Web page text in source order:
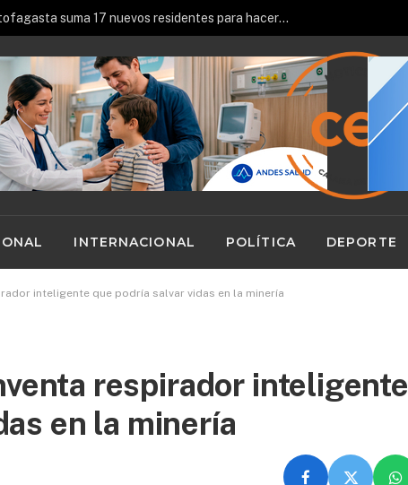
Universidad de Antofagasta suma 17 nuevos residentes para hacer frente al déficit de médicos especialistas en el norte
INTERNACIONAL POLÍTICA DEPORTE
inteligente que podría salvar vidas en la minería
respirador inteligente
en la minería